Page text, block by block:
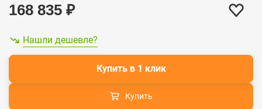
168 835 ₽
Нашли дешевле?
Купить
Купить в 1 клик